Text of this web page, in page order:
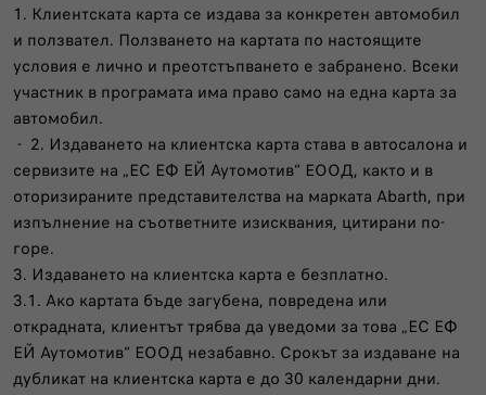
1. Клиентската карта се издава за конкретен автомобил
и ползвател. Ползването на картата по настоящите
условия е лично и преотстъпването е забранено. Всеки
участник в програмата има право само на една карта за
автомобил.
- 2. Издаването на клиентска карта става в автосалона и
сервизите на „ЕС ЕФ ЕЙ Аутомотив“ ЕООД, както и в
оторизираните представителства на марката Abarth, при
изпълнение на съответните изисквания, цитирани по-
горе.
3. Издаването на клиентска карта е безплатно.
3.1. Ако картата бъде загубена, повредена или
открадната, клиентът трябва да уведоми за това „ЕС ЕФ
ЕЙ Аутомотив“ ЕООД незабавно. Срокът за издаване на
дубликат на клиентска карта е до 30 календарни дни.